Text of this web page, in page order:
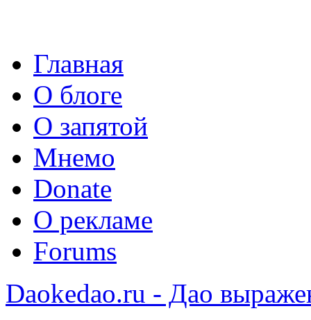
Главная
О блоге
О запятой
Мнемо
Donate
О рекламе
Forums
Daokedao.ru - Дао